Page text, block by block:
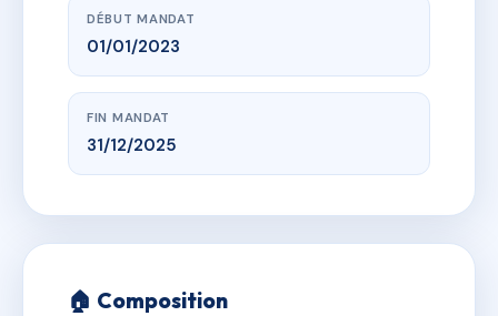
DÉBUT MANDAT
01/01/2023
FIN MANDAT
31/12/2025
🏠 Composition